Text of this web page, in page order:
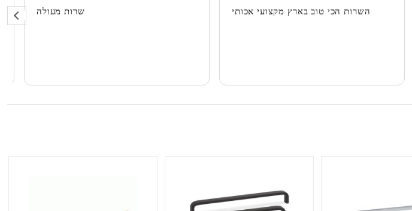
שרות מעולה השרות הכי טוב בארץ מקצועי אכותי